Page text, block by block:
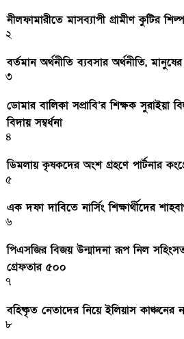
নীলফামারীতে মাসব্যাপী গ্রামীণ কুটির
২
বর্তমান অর্থনীতি ব্যবসার অর্থনীতি,
৩
ডোমার বালিকা সপ্রাবি’র শিক্ষক
বিদায় সম্বর্ধনা
৪
ডিমলায় কৃষকদের অংশ গ্রহণে পার্টনার
৫
এক দফা দাবিতে নার্সিং শিক্ষার্থীদের
৬
পিএসজির বিজয় উন্মাদনা রূপ নিল
গ্রেফতার ৫০০
৭
বহিষ্কৃত নেতাদের নিয়ে ইলিয়াস
৮